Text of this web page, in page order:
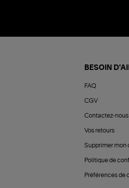
BESOIN
FAQ
CGV
Contactez-nous
Vos retours
Supprimer mon
Politique de
Préférences de